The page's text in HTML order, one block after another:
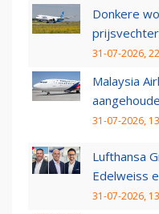
Donkere
31-07-2026,
Malaysia
31-07-2026,
Lufthansa
Edelweiss
31-07-2026,